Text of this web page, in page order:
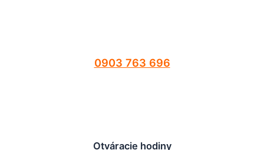
0903 763 696
Otváracie hodiny